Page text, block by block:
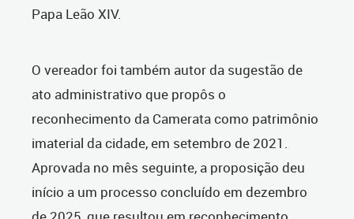
Papa Leão XIV.
O vereador foi também autor da sugestão de
ato administrativo que propôs o
reconhecimento da Camerata como patrimônio
imaterial da cidade, em setembro de 2021.
Aprovada no mês seguinte, a proposição deu
início a um processo concluído em dezembro